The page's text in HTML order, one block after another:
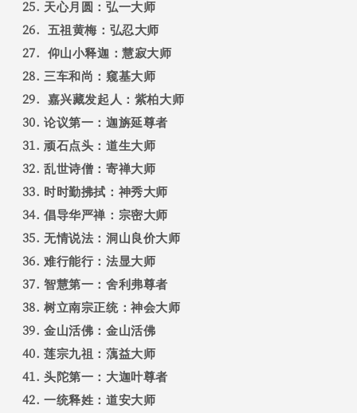
天心月圆：弘一大师
五祖黄梅：弘忍大师
仰山小释迦：慧寂大师
三车和尚：窥基大师
嘉兴藏发起人：紫柏大师
论议第一：迦旃延尊者
顽石点头：道生大师
乱世诗僧：寄禅大师
时时勤拂拭：神秀大师
倡导华严禅：宗密大师
无情说法：洞山良价大师
难行能行：法显大师
智慧第一：舍利弗尊者
树立南宗正统：神会大师
金山活佛：金山活佛
莲宗九祖：蕅益大师
头陀第一：大迦叶尊者
一统释姓：道安大师